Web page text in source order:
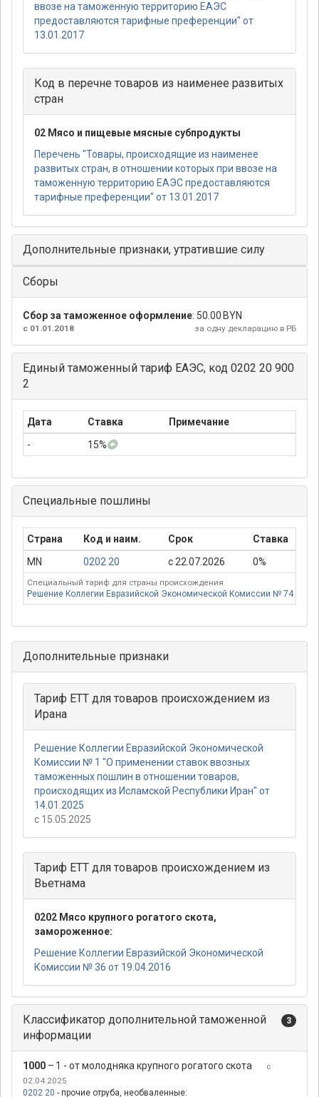
ввозе на таможенную территорию ЕАЭС
предоставляются тарифные преференции" от
13.01.2017
Код в перечне товаров из наименее развитых
стран
02 Мясо и пищевые мясные субпродукты
Перечень "Товары, происходящие из наименее
развитых стран, в отношении которых при ввозе на
таможенную территорию ЕАЭС предоставляются
тарифные преференции" от 13.01.2017
Дополнительные признаки, утратившие силу
Сборы
Сбор за таможенное оформление: 50.00 BYN
за одну декларацию в РБ
с 01.01.2018
Единый таможенный тариф ЕАЭС, код 0202 20 900
2
Дата Ставка
Примечание
-
15%
Специальные пошлины
Страна Код и наим. Срок Ставка
MN
0202 20 с 22.07.2026 0%
Специальный тариф для страны происхождения
Решение Коллегии Евразийской Экономической Комиссии № 74 от
Дополнительные признаки
Тариф ЕТТ для товаров происхождением из
Ирана
Решение Коллегии Евразийской Экономической
Комиссии № 1 "О применении ставок ввозных
таможенных пошлин в отношении товаров,
происходящих из Исламской Республики Иран" от
14.01.2025
с 15.05.2025
Тариф ЕТТ для товаров происхождением из
Вьетнама
0202 Мясо крупного рогатого скота,
замороженное:
Решение Коллегии Евразийской Экономической
Комиссии № 36 от 19.04.2016
Классификатор дополнительной таможенной
информации
3
1000 – 1 - от молодняка крупного рогатого скота
с
02.04.2025
0202 20 - прочие отруба, необваленные: